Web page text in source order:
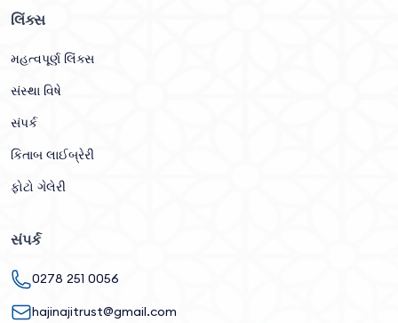
લિંક્સ
મહત્વપૂર્ણ લિંક્સ
સંસ્થા વિષે
સંપર્ક
કિતાબ લાઈબ્રેરી
ફોટો ગેલેરી
સંપર્ક
0278 251 0056
hajinajitrust@gmail.com